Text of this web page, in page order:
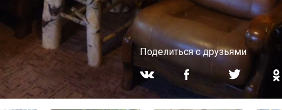
Поделиться с друзьями